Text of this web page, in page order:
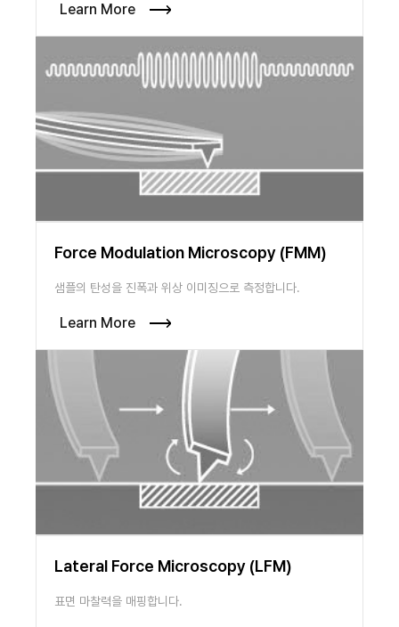
Learn More
Force Modulation Microscopy (FMM)
샘플의 탄성을 진폭과 위상 이미징으로 측정합니다.
Learn More
Lateral Force Microscopy (LFM)
표면 마찰력을 매핑합니다.